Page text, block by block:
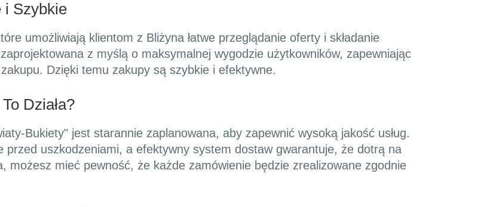
i Szybkie
umożliwiają klientom z Bliżyna łatwe przeglądanie oferty i składanie
z myślą o maksymalnej wygodzie użytkowników, zapewniając
Dzięki temu zakupy są szybkie i efektywne.
Działa?
Bukiety" jest starannie zaplanowana, aby zapewnić wysoką jakość usług.
uszkodzeniami, a efektywny system dostaw gwarantuje, że dotrą na
możesz mieć pewność, że każde zamówienie będzie zrealizowane zgodnie